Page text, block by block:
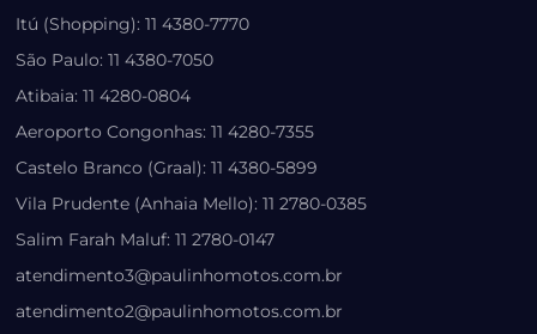
Itú (Shopping): 11 4380-7770
São Paulo: 11 4380-7050
Atibaia: 11 4280-0804
Aeroporto Congonhas: 11 4280-7355
Castelo Branco (Graal): 11 4380-5899
Vila Prudente (Anhaia Mello): 11 2780-0385
Salim Farah Maluf: 11 2780-0147
atendimento3@paulinhomotos.com.br
atendimento2@paulinhomotos.com.br